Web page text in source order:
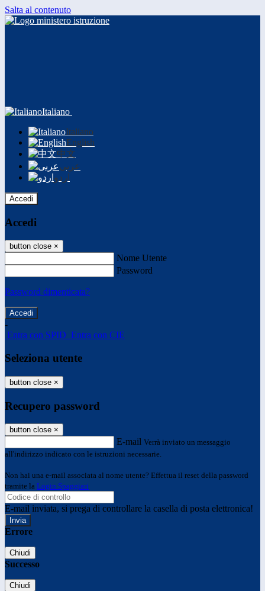
Salta al contenuto
Italiano
Italiano
English
中文
عربى
اردو
Accedi
Accedi
button close ×
Nome Utente
Password
Password dimenticata?
-
Entra con SPID Entra con CIE
Seleziona utente
button close ×
Recupero password
button close ×
E-mail Verrà inviato un messaggio
all'indirizzo indicato con le istruzioni necessarie.
Non hai una e-mail associata al nome utente? Effettua il reset della password
tramite la Login Spaggiari
E-mail inviata, si prega di controllare la casella di posta elettronica!
Errore
Chiudi
Successo
Chiudi